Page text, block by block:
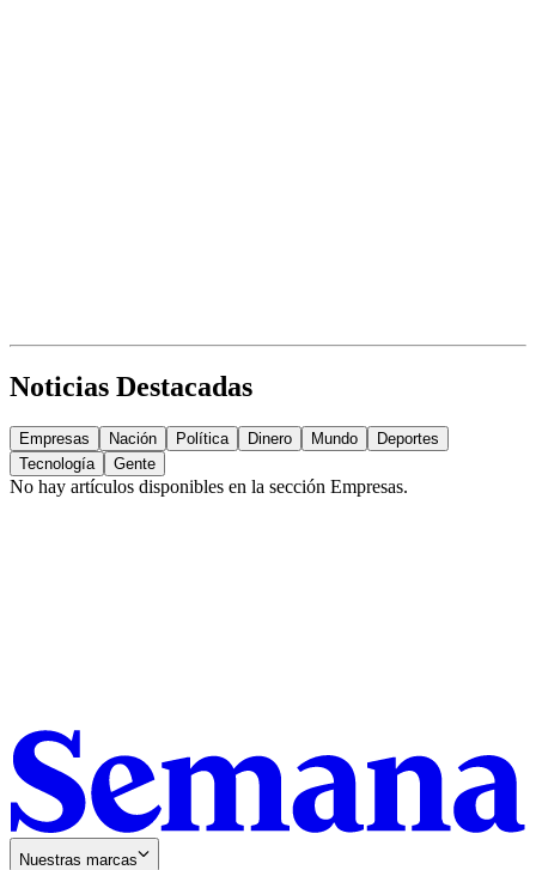
Noticias Destacadas
Empresas Nación Política Dinero Mundo
Deportes
Tecnología
Gente
No hay artículos disponibles en la sección Empresas.
Nuestras marcas